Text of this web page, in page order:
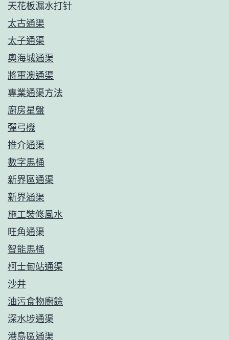
天花板漏水打针
太古通渠
太子通渠
奧海城通渠
將軍澳通渠
專業通渠方法
廚房星盤
彈弓機
推介通渠
數字馬桶
新界區通渠
新界通渠
施工裝修風水
旺角通渠
智能馬桶
柯士甸站通渠
沙井
油污食物廚餘
深水埗通渠
港島區通渠